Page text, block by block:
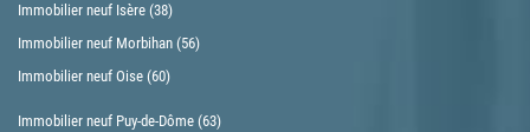
Immobilier neuf Isère (38)
Immobilier neuf Morbihan (56)
Immobilier neuf Oise (60)
Immobilier neuf Puy-de-Dôme (63)